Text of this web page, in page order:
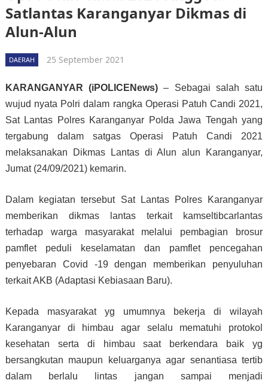
Satlantas Karanganyar Dikmas di
Alun-Alun
DAERAH 25 September 2021
KARANGANYAR (iPOLICENews) – Sebagai salah satu
wujud nyata Polri dalam rangka Operasi Patuh Candi 2021,
Sat Lantas Polres Karanganyar Polda Jawa Tengah yang
tergabung dalam satgas Operasi Patuh Candi 2021
melaksanakan Dikmas Lantas di Alun alun Karanganyar,
Jumat (24/09/2021) kemarin.
Dalam kegiatan tersebut Sat Lantas Polres Karanganyar
memberikan dikmas lantas terkait kamseltibcarlantas
terhadap warga masyarakat melalui pembagian brosur
pamflet peduli keselamatan dan pamflet pencegahan
penyebaran Covid -19 dengan memberikan penyuluhan
terkait AKB (Adaptasi Kebiasaan Baru).
Kepada masyarakat yg umumnya bekerja di wilayah
Karanganyar di himbau agar selalu mematuhi protokol
kesehatan serta di himbau saat berkendara baik yg
bersangkutan maupun keluarganya agar senantiasa tertib
dalam berlalu lintas jangan sampai menjadi